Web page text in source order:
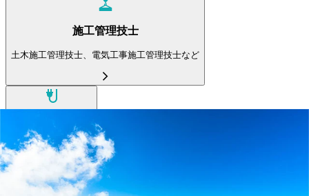
施工管理技士
土木施工管理技士、電気工事施工管理技士など
電気主任技術者
電気主任技術者など